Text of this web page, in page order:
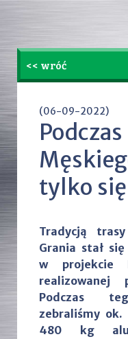
<< wróć
(06-09-2022)
tylko
Tradycją
Grania stał
w projekcie
realizowanej
Podczas
zebraliśmy
480 kg